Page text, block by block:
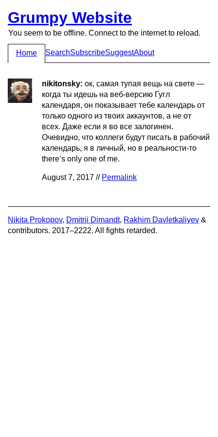
Grumpy Website
You seem to be offline. Connect to the internet to reload.
Home SearchSubscribeSuggestAbout
nikitonsky: ок, самая тупая вещь на свете —
когда ты идешь на веб-версию Гугл
календаря, он показывает тебе календарь от
только одного из твоих аккаунтов, а не от
всех. Даже если я во все залогинен.
Очевидно, что коллеги будут писать в рабочий
календарь, я в личный, но в реальности-то
there’s only one of me.
August 7, 2017 // Permalink
Nikita Prokopov, Dmitrii Dimandt, Rakhim Davletkaliyev &
contributors. 2017–2222. All fights retarded.